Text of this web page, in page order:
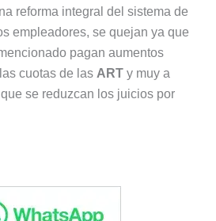
reforma integral del sistema de
empleadores, se quejan ya que
pagan aumentos
cuotas de las ART y muy a
se reduzcan los juicios por